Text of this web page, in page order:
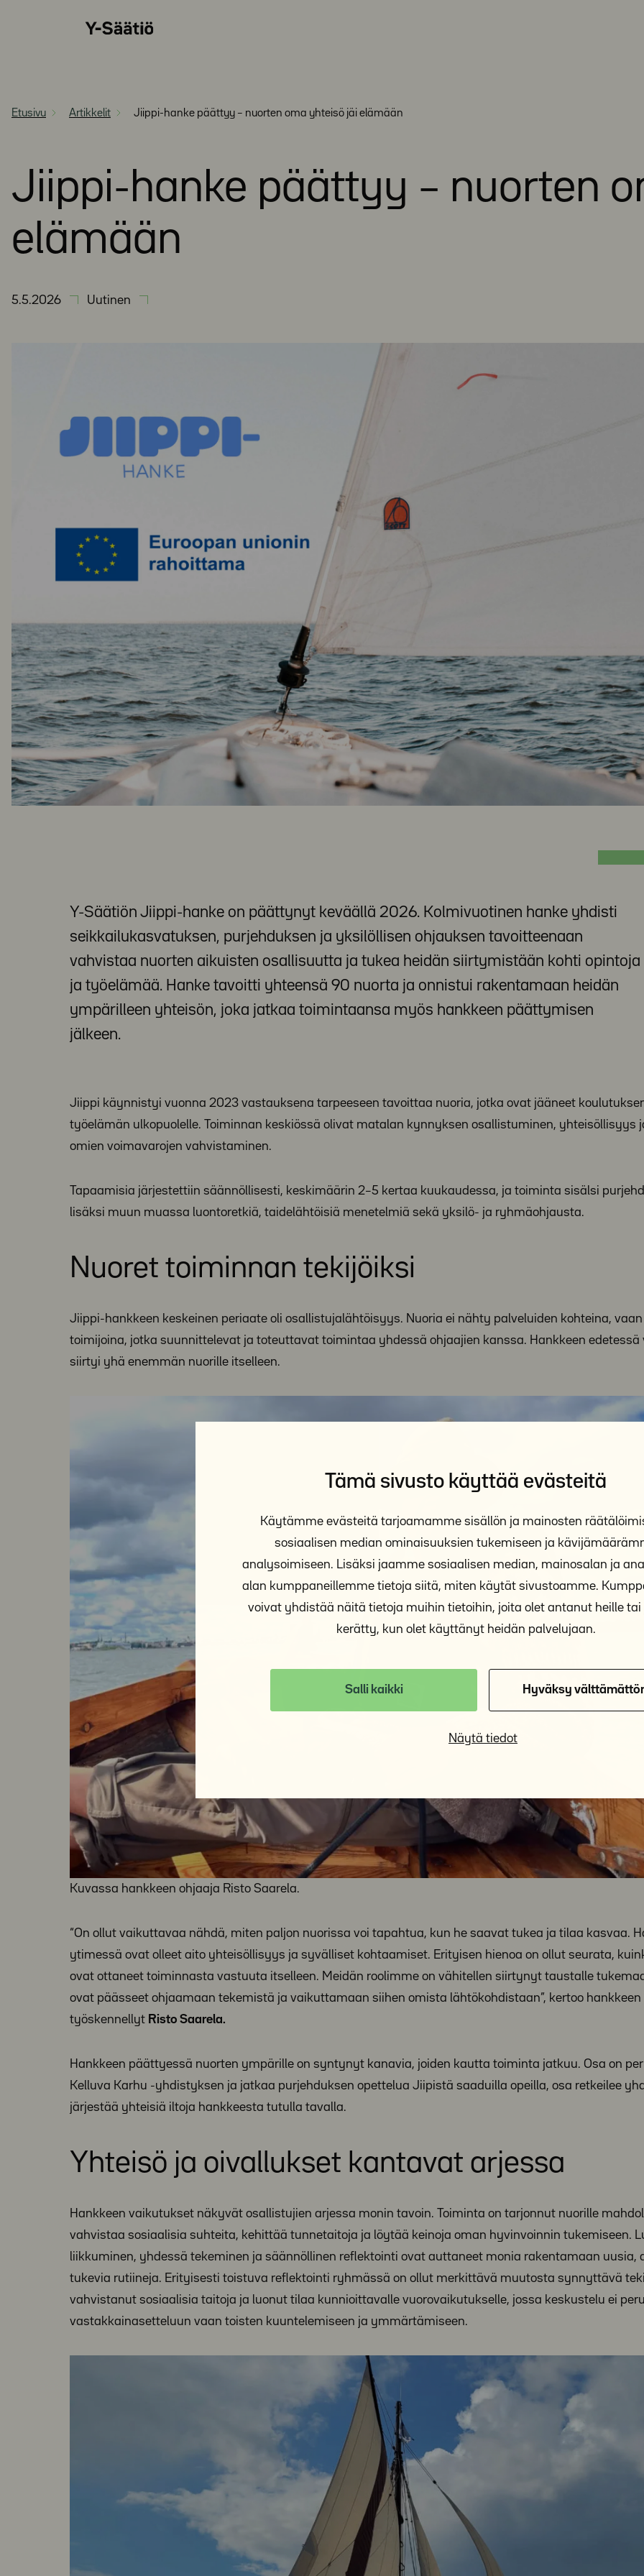
Tämä sivusto käyttää evästeitä
Käytämme evästeitä tarjoamamme sisällön ja mainosten
sosiaalisen median ominaisuuksien tukemiseen ja
analysoimiseen. Lisäksi jaamme sosiaalisen median, mainosalan ja
alan kumppaneillemme tietoja siitä, miten käytät sivustoamme.
voivat yhdistää näitä tietoja muihin tietoihin, joita olet antanut heille tai
kerätty, kun olet käyttänyt heidän palvelujaan.
Salli kaikki Hyväksy
Näytä tiedot
Etusivu Artikkelit Jiippi-hanke päättyy – nuorten oma yhteisö jäi elämään
Jiippi-hanke päättyy – nuorten
elämään
5.5.2026 Uutinen
Y-Säätiön Jiippi-hanke on päättynyt keväällä 2026. Kolmivuotinen hanke yhdisti
seikkailukasvatuksen, purjehduksen ja yksilöllisen ohjauksen tavoitteenaan
vahvistaa nuorten aikuisten osallisuutta ja tukea heidän siirtymistään kohti opintoja
ja työelämää. Hanke tavoitti yhteensä 90 nuorta ja onnistui rakentamaan heidän
ympärilleen yhteisön, joka jatkaa toimintaansa myös hankkeen päättymisen
jälkeen.
Jiippi käynnistyi vuonna 2023 vastauksena tarpeeseen tavoittaa nuoria, jotka ovat jääneet
työelämän ulkopuolelle. Toiminnan keskiössä olivat matalan kynnyksen osallistuminen, yhteisöllisyys
omien voimavarojen vahvistaminen.
Tapaamisia järjestettiin säännöllisesti, keskimäärin 2–5 kertaa kuukaudessa, ja toiminta sisälsi
lisäksi muun muassa luontoretkiä, taidelähtöisiä menetelmiä sekä yksilö- ja ryhmäohjausta.
Nuoret toiminnan tekijöiksi
Jiippi-hankkeen keskeinen periaate oli osallistujalähtöisyys. Nuoria ei nähty palveluiden kohteina,
toimijoina, jotka suunnittelevat ja toteuttavat toimintaa yhdessä ohjaajien kanssa. Hankkeen edetessä
siirtyi yhä enemmän nuorille itselleen.
Kuvassa hankkeen ohjaaja Risto Saarela.
“On ollut vaikuttavaa nähdä, miten paljon nuorissa voi tapahtua, kun he saavat tukea ja tilaa kasvaa.
ytimessä ovat olleet aito yhteisöllisyys ja syvälliset kohtaamiset. Erityisen hienoa on ollut seurata,
ovat ottaneet toiminnasta vastuuta itselleen. Meidän roolimme on vähitellen siirtynyt taustalle
ovat päässeet ohjaamaan tekemistä ja vaikuttamaan siihen omista lähtökohdistaan”, kertoo
työskennellyt Risto Saarela.
Hankkeen päättyessä nuorten ympärille on syntynyt kanavia, joiden kautta toiminta jatkuu. Osa on
Kelluva Karhu -yhdistyksen ja jatkaa purjehduksen opettelua Jiipistä saaduilla opeilla, osa retkeilee
järjestää yhteisiä iltoja hankkeesta tutulla tavalla.
Yhteisö ja oivallukset kantavat arjessa
Hankkeen vaikutukset näkyvät osallistujien arjessa monin tavoin. Toiminta on tarjonnut nuorille
vahvistaa sosiaalisia suhteita, kehittää tunnetaitoja ja löytää keinoja oman hyvinvoinnin tukemiseen.
liikkuminen, yhdessä tekeminen ja säännöllinen reflektointi ovat auttaneet monia rakentamaan uusia,
tukevia rutiineja. Erityisesti toistuva reflektointi ryhmässä on ollut merkittävä muutosta synnyttävä
vahvistanut sosiaalisia taitoja ja luonut tilaa kunnioittavalle vuorovaikutukselle, jossa keskustelu ei
vastakkainasetteluun vaan toisten kuuntelemiseen ja ymmärtämiseen.